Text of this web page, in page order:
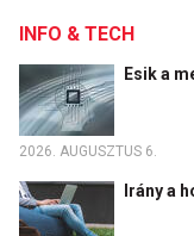
INFO & TECH
Esik a
2026. AUGUSZTUS 6.
Irány a